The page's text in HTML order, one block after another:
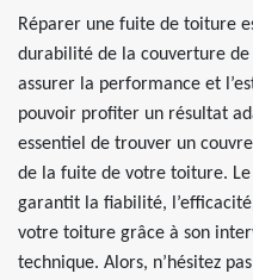
Réparer une fuite de toiture
durabilité de la couverture de
assurer la performance et
pouvoir profiter un résultat
essentiel de trouver un
de la fuite de votre toiture.
garantit la fiabilité,
votre toiture grâce à son
technique. Alors, n’hésitez